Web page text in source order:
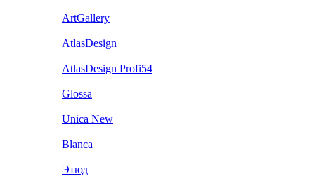
ArtGallery
AtlasDesign
AtlasDesign Profi54
Glossa
Unica New
Blanca
Этюд